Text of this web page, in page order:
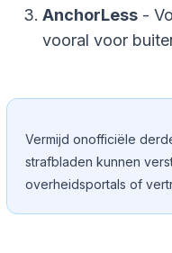
AnchorLess -
vooral voor
Vermijd onofficiële
strafbladen kunnen
overheidsportals of